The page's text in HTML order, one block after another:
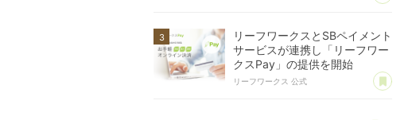
リーフワークスとSBペイメント
サービスが連携し「リーフワー
クスPay」の提供を開始
リーフワークス 公式 あ